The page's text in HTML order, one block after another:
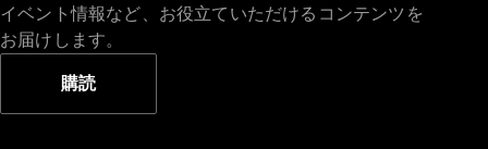
イベント情報など、お役立ていただけるコンテンツを
お届けします。
購読